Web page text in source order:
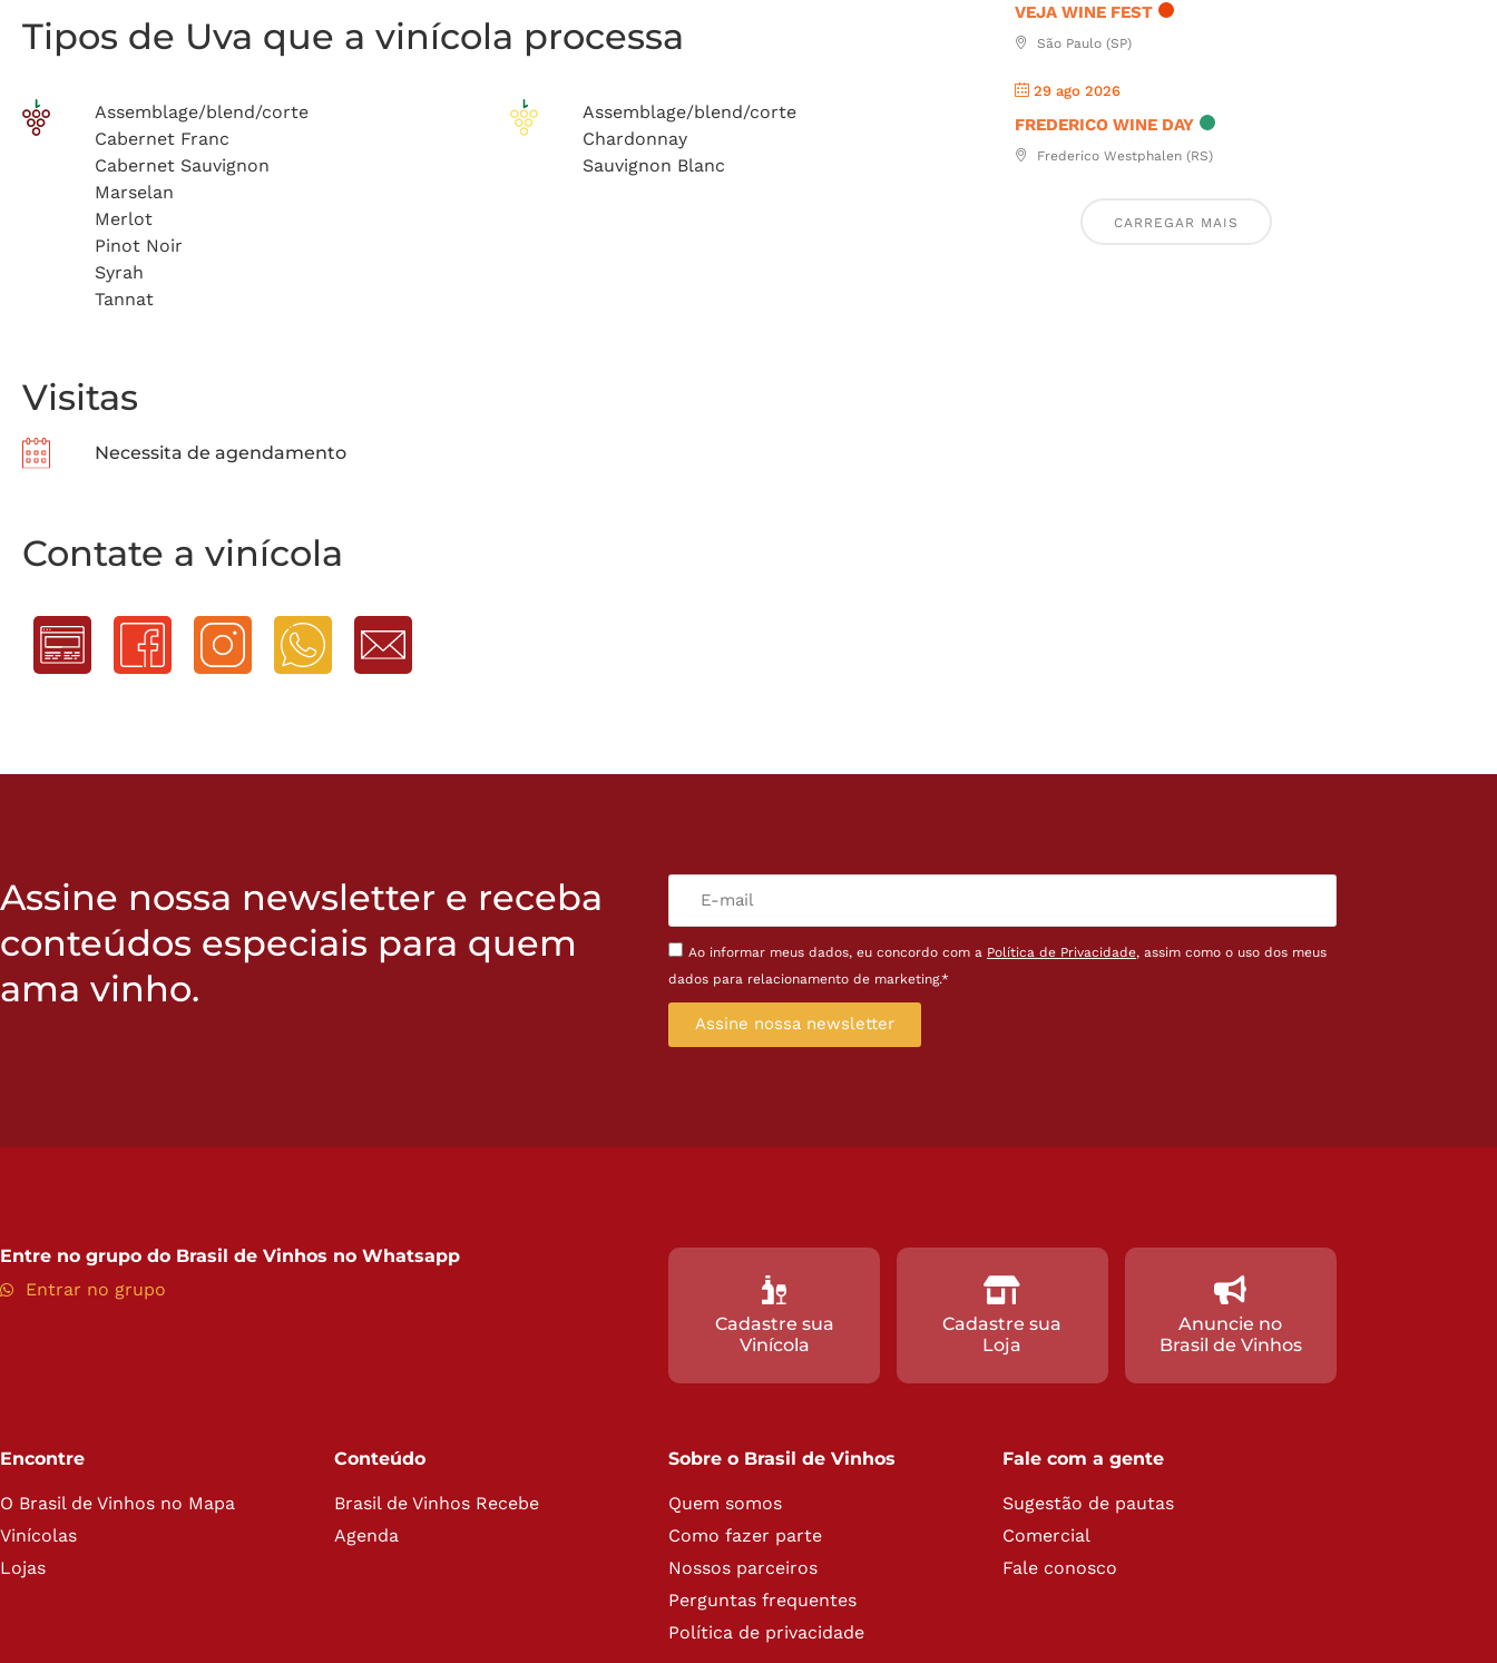
Tipos de Uva que a vinícola processa
Assemblage/blend/corte
Cabernet Franc
Cabernet Sauvignon
Marselan
Merlot
Pinot Noir
Syrah
Tannat
Assemblage/blend/corte
Chardonnay
Sauvignon Blanc
Visitas
Necessita de agendamento
Contate a vinícola
VEJA WINE FEST
São Paulo (SP)
29 ago 2026
FREDERICO WINE DAY
Frederico Westphalen (RS)
CARREGAR MAIS
Assine nossa newsletter e receba
conteúdos especiais para quem
ama vinho.
Ao informar meus dados, eu concordo com a Política de Privacidade, assim como o uso dos meus
dados para relacionamento de marketing.*
Assine nossa newsletter
Entre no grupo do Brasil de Vinhos no Whatsapp
Entrar no grupo
Cadastre sua
Vinícola
Cadastre sua
Loja
Anuncie no
Brasil de Vinhos
Encontre
O Brasil de Vinhos no Mapa
Vinícolas
Lojas
Conteúdo
Brasil de Vinhos Recebe
Agenda
Sobre o Brasil de Vinhos
Quem somos
Como fazer parte
Nossos parceiros
Perguntas frequentes
Política de privacidade
Fale com a gente
Sugestão de pautas
Comercial
Fale conosco